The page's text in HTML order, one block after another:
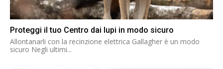
Proteggi il tuo Centro dai lupi in modo sicuro
Allontanarli con la recinzione elettrica Gallagher è un modo
sicuro Negli ultimi...